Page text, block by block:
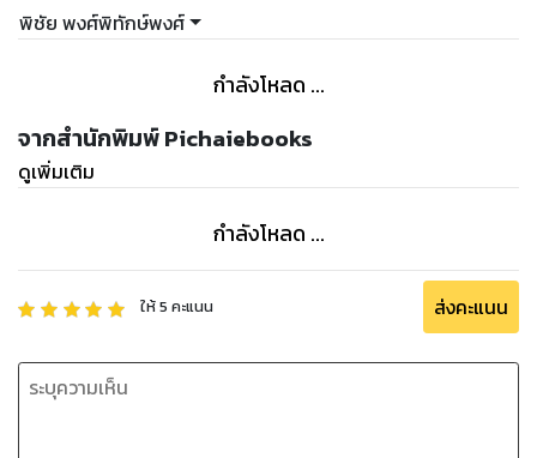
พิชัย พงศ์พิทักษ์พงศ์
กำลังโหลด ...
จากสำนักพิมพ์ Pichaiebooks
ดูเพิ่มเติม
กำลังโหลด ...
ให้5 คะแนน ส่งคะแนน